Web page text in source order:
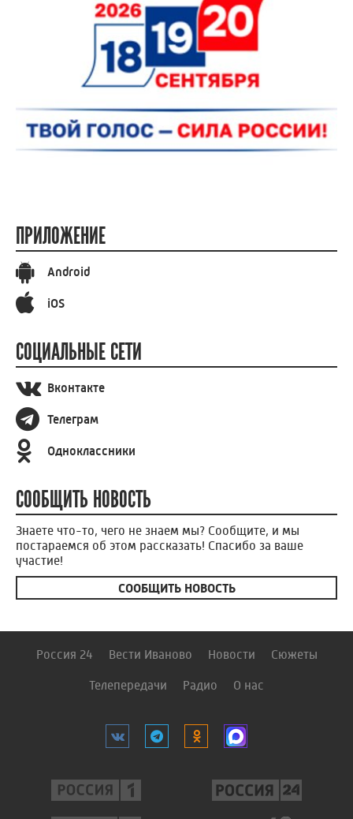
ПРИЛОЖЕНИЕ
Android
iOS
СОЦИАЛЬНЫЕ СЕТИ
Вконтакте
Телеграм
Одноклассники
СООБЩИТЬ НОВОСТЬ
Знаете что-то, чего не знаем мы? Сообщите, и мы
постараемся об этом рассказать! Спасибо за ваше
участие!
СООБЩИТЬ НОВОСТЬ
Россия 24 Вести Иваново Новости Сюжеты
Телепередачи Радио О нас